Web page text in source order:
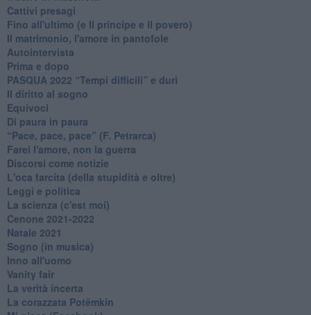
Cattivi presagi
Fino all'ultimo (e Il principe e il povero)
Il matrimonio, l'amore in pantofole
Autointervista
Prima e dopo
​PASQUA 2022 “Tempi difficili” e duri
Il diritto al sogno
Equivoci
Di paura in paura
​“Pace, pace, pace” (F. Petrarca)
Farei l'amore, non la guerra
Discorsi come notizie
L'oca farcita (della stupidità e oltre)
Leggi e politica
La scienza (c'est moi)
Cenone 2021-2022
Natale 2021
Sogno (in musica)
Inno all'uomo
Vanity fair
La verità incerta
La corazzata Potëmkin